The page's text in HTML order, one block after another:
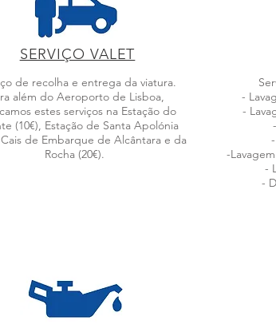
SERVIÇO VALET
de recolha e entrega da viatura.
além do Aeroporto de Lisboa,
estes serviços na Estação do
(10€), Estação de Santa Apolónia
Cais de Embarque de Alcântara e da
Rocha (20€).
-
-
-
-
-